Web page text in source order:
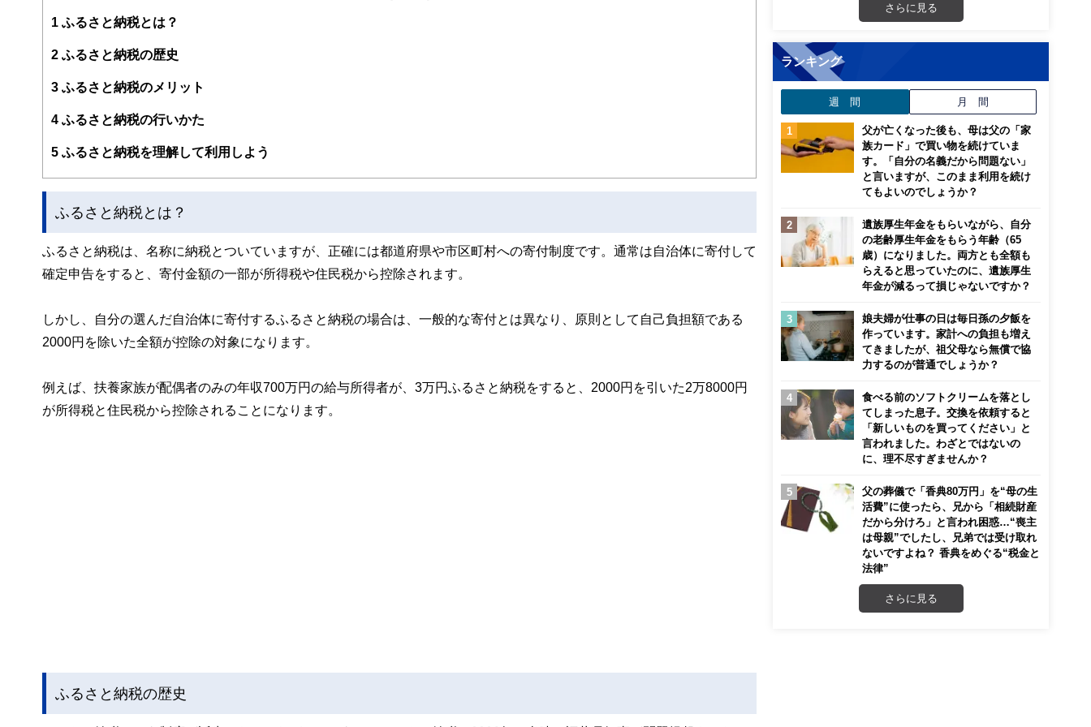
案から記事掲載まですべての工程に関わることで、読者目線のコンテンツを追求しています。
FinancialFieldの特徴は、ファイナンシャルプランナー、弁護士、税理士、宅地建物取引士、相続診断士、住宅ローンアドバイザー、DCプランナ
ー、公認会計士、社会保険労務士、行政書士、投資アナリスト、キャリアコンサルタントなど150名以上の有資格者を執筆者・監修者として迎
と、読み応えのあるコンテンツと確かな情報発信を実現しています。
私たちは、快適でより良い生活のアイデアを提供するお金のコンシェルジュを目指します。
1 ふるさと納税とは？
2 ふるさと納税の歴史
3 ふるさと納税のメリット
4 ふるさと納税の行いかた
5 ふるさと納税を理解して利用しよう
ふるさと納税とは？
ふるさと納税は、名称に納税とついていますが、正確には都道府県や市区町村への寄付制度です。通常は自治体に寄付して
確定申告をすると、寄付金額の一部が所得税や住民税から控除されます。
しかし、自分の選んだ自治体に寄付するふるさと納税の場合は、一般的な寄付とは異なり、原則として自己負担額である
2000円を除いた全額が控除の対象になります。
例えば、扶養家族が配偶者のみの年収700万円の給与所得者が、3万円ふるさと納税をすると、2000円を引いた2万8000円
が所得税と住民税から控除されることになります。
ふるさと納税の歴史
さらに見る
ランキング
週 間 月 間
父が亡くなった後も、母は父の「家
族カード」で買い物を続けていま
す。「自分の名義だから問題ない」
と言いますが、このまま利用を続け
てもよいのでしょうか？
遺族厚生年金をもらいながら、自分
の老齢厚生年金をもらう年齢（65
歳）になりました。両方とも全額も
らえると思っていたのに、遺族厚生
年金が減るって損じゃないですか？
娘夫婦が仕事の日は毎日孫の夕飯を
作っています。家計への負担も増え
てきましたが、祖父母なら無償で協
力するのが普通でしょうか？
食べる前のソフトクリームを落とし
てしまった息子。交換を依頼すると
「新しいものを買ってください」と
言われました。わざとではないの
に、理不尽すぎませんか？
父の葬儀で「香典80万円」を“母の生
活費”に使ったら、兄から「相続財産
だから分けろ」と言われ困惑…“喪主
は母親”でしたし、兄弟では受け取れ
ないですよね？ 香典をめぐる“税金と
法律”
さらに見る